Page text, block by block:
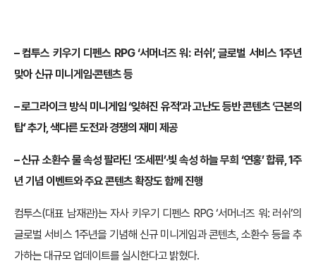
–컴투스 키우기 디펜스 RPG ‘서머너즈 워: 러쉬’, 글로벌 서비스 1주년
맞아 신규 미니게임·콘텐츠 등
–로그라이크 방식 미니게임 ‘잊혀진 유적’과 고난도 등반 콘텐츠 ‘근본의
탑’ 추가, 색다른 도전과 경쟁의 재미 제공
–신규 소환수 물 속성 팔라딘 ‘조세핀’·빛 속성 하늘 무희 ‘연홍’ 합류, 1주
년 기념 이벤트와 주요 콘텐츠 확장도 함께 진행
컴투스(대표 남재관)는 자사 키우기 디펜스 RPG ‘서머너즈 워: 러쉬’의
글로벌 서비스 1주년을 기념해 신규 미니게임과 콘텐츠, 소환수 등을 추
가하는 대규모 업데이트를 실시한다고 밝혔다.